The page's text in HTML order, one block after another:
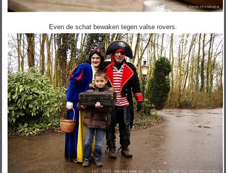
Even de schat bewaken tegen valse rovers.